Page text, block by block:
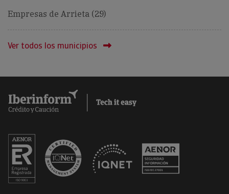
Empresas de Arrieta (29)
Ver todos los municipios